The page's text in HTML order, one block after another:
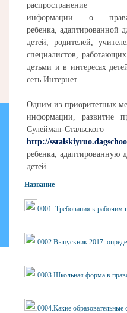
распространение
информации о
ребенка, адаптированной
детей, родителей,
специалистов,
детьми и в интересах
сеть Интернет.
Одним из приоритетных
информации, развитие
Сулейман-
http://
ребенка, адаптированную
детей.
Название
0001. Требования к
0002.Выпускник 2017:
0003.Школьная форма в
0004.Какие